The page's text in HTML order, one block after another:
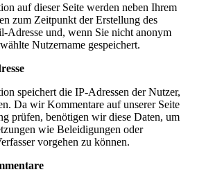
auf dieser Seite werden neben Ihrem
zum Zeitpunkt der Erstellung des
Adresse und, wenn Sie nicht anonym
Nutzername gespeichert.
speichert die IP-Adressen der Nutzer,
Da wir Kommentare auf unserer Seite
prüfen, benötigen wir diese Daten, um
wie Beleidigungen oder
vorgehen zu können.